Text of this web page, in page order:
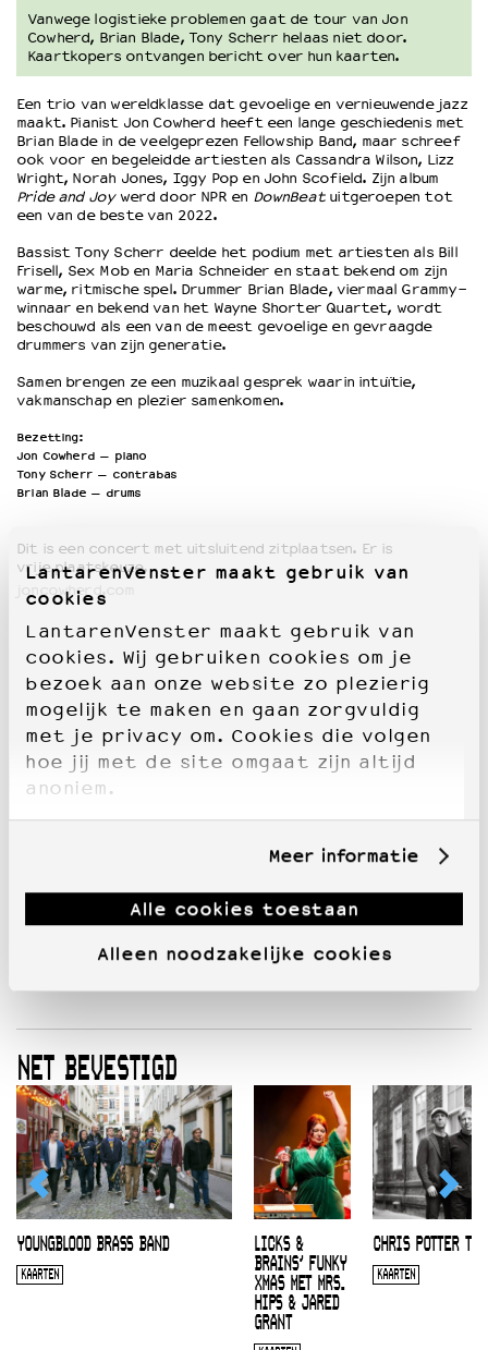
LantarenVenster maakt gebruik van
cookies
LantarenVenster maakt gebruik van
cookies. Wij gebruiken cookies om je
bezoek aan onze website zo plezierig
mogelijk te maken en gaan zorgvuldig
met je privacy om. Cookies die volgen
hoe jij met de site omgaat zijn altijd
anoniem.
Meer informatie
Alle cookies toestaan
Alleen noodzakelijke cookies
OVER LANTARENVENSTER
Werken bij
Wie is wie
Word vriend
Historie
Partners
Privacyverklaring
Integriteits- en gedragscode
Duurzaamheid
Culturele boycot Israël
Vanwege logistieke problemen gaat de tour van Jon
Cowherd, Brian Blade, Tony Scherr helaas niet door.
Kaartkopers ontvangen bericht over hun kaarten.
Een trio van wereldklasse dat gevoelige en vernieuwende jazz
maakt. Pianist Jon Cowherd heeft een lange geschiedenis met
Brian Blade in de veelgeprezen Fellowship Band, maar schreef
ook voor en begeleidde artiesten als Cassandra Wilson, Lizz
Wright, Norah Jones, Iggy Pop en John Scofield. Zijn album
Pride and Joywerd door NPR en DownBeatuitgeroepen tot
een van de beste van 2022.
Bassist Tony Scherr deelde het podium met artiesten als Bill
Frisell, Sex Mob en Maria Schneider en staat bekend om zijn
warme, ritmische spel. Drummer Brian Blade, viermaal Grammy-
winnaar en bekend van het Wayne Shorter Quartet, wordt
beschouwd als een van de meest gevoelige en gevraagde
drummers van zijn generatie.
Samen brengen ze een muzikaal gesprek waarin intuïtie,
vakmanschap en plezier samenkomen.
Bezetting:
Jon Cowherd — piano
Tony Scherr — contrabas
Brian Blade — drums
Dit is een concert met uitsluitend zitplaatsen. Er is
vrijeplaatskeuze.
joncowherd.com
NET BEVESTIGD
YOUNGBLOOD BRASS BAND
KAARTEN
LICKS &
BRAINS’ FUNKY
XMAS MET MRS.
HIPS & JARED
GRANT
CHRIS POTTER
KAARTEN